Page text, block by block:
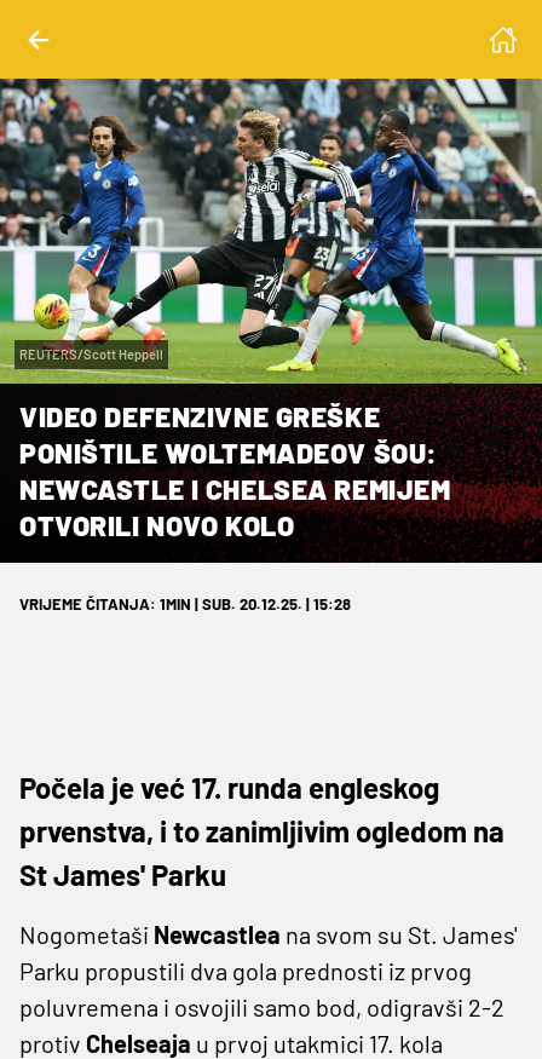
REUTERS/Scott Heppell
VIDEO DEFENZIVNE GREŠKE
PONIŠTILE WOLTEMADEOV ŠOU:
NEWCASTLE I CHELSEA REMIJEM
OTVORILI NOVO KOLO
VRIJEME ČITANJA: 1MIN | SUB. 20.12.25. | 15:28
Počela je već 17. runda engleskog
prvenstva, i to zanimljivim ogledom na
St James' Parku
Nogometaši Newcastlea na svom su St. James'
Parku propustili dva gola prednosti iz prvog
poluvremena i osvojili samo bod, odigravši 2-2
protiv Chelseaja u prvoj utakmici 17. kola